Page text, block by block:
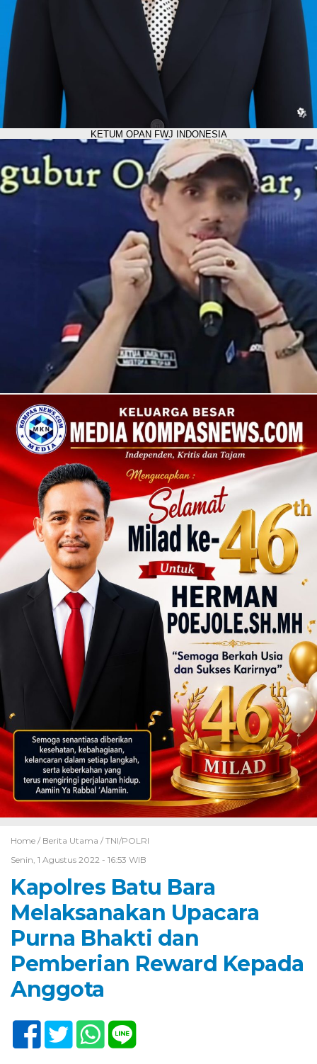
KETUM OPAN FWJ INDONESIA
Home / Berita Utama / TNI/POLRI
Senin, 1 Agustus 2022 - 16:53 WIB
Kapolres Batu Bara
Melaksanakan Upacara
Purna Bhakti dan
Pemberian Reward Kepada
Anggota